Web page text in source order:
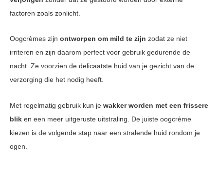
factoren zoals zonlicht.
Oogcrèmes zijn ontworpen om mild te zijn zodat ze niet
irriteren en zijn daarom perfect voor gebruik gedurende de
nacht. Ze voorzien de delicaatste huid van je gezicht van de
verzorging die het nodig heeft.
Met regelmatig gebruik kun je wakker worden met een frissere
blik en een meer uitgeruste uitstraling. De juiste oogcrème
kiezen is de volgende stap naar een stralende huid rondom je
ogen.